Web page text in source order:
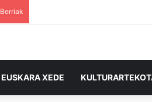
Berriak
EUSKARA XEDE